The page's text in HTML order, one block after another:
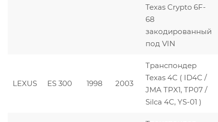
Texas Crypto 6F-
68
закодированный
под VIN
LEXUS ES 300 1998 2003
Транспондер
Texas 4C ( ID4C /
JMA TPX1, TP07 /
Silca 4C, YS-01 )